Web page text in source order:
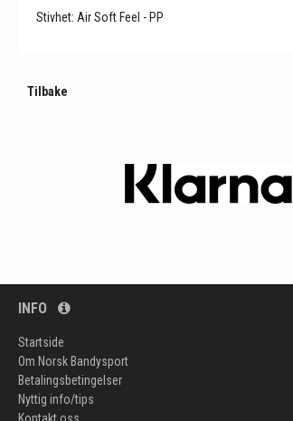
Stivhet: Air Soft Feel - PP
Tilbake
INFO
Startside
Om Norsk Bandysport
Betalingsbetingelser
Nyttig info/tips